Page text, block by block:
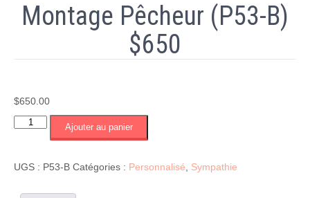
Montage Pêcheur (P53-B)
$650
$650.00
quantité
Pêcheur
Ajouter au panier
UGS : P53-B Catégories : Personnalisé Sympathie